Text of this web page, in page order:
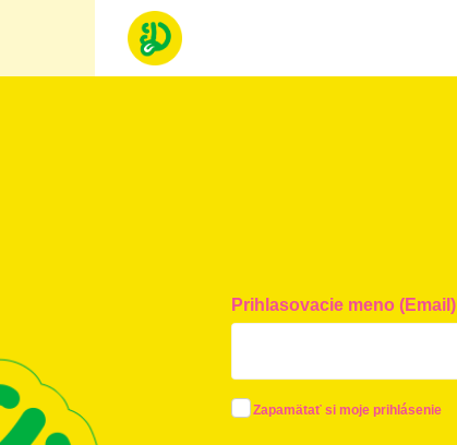
Prihlasovacie meno (Email)
Zapamätať si moje prihlásenie